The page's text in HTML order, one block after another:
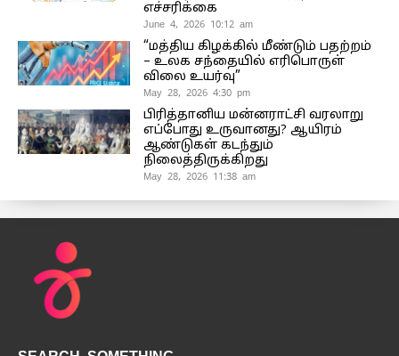
எச்சரிக்கை
June 4, 2026 10:12 am
“மத்திய கிழக்கில் மீண்டும் பதற்றம்
– உலக சந்தையில் எரிபொருள்
விலை உயர்வு”
May 28, 2026 4:30 pm
பிரித்தானிய மன்னராட்சி வரலாறு
எப்போது உருவானது? ஆயிரம்
ஆண்டுகள் கடந்தும்
நிலைத்திருக்கிறது
May 28, 2026 11:38 am